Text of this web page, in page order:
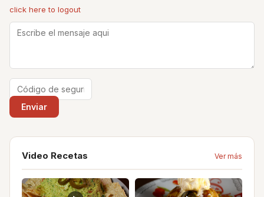
click here to logout
Video Recetas Ver más